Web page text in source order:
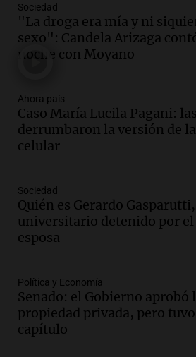
Audio.
Mendoza se
de semana helado y
marchan contra
Panorama Federal
Audio.
El "Mono" de
adelantó su show en
Viva la Radio Rosario
Episodios
en suspenso a hombre
de recaudación en San
Panorama Federal
Episodios
ayuda por problemas de
ostentación de
Amamos Argentina
Episodios
Sociedad
"La droga era mía y ni
sexo": Candela Arizaga
noche con Moyano
Ahora país
Caso María Lucila Pagani:
derrumbaron la versión de
celular
Sociedad
Quién es Gerardo
universitario detenido por
esposa
Política y Economía
Senado: el Gobierno aprobó
propiedad privada, pero
capítulo